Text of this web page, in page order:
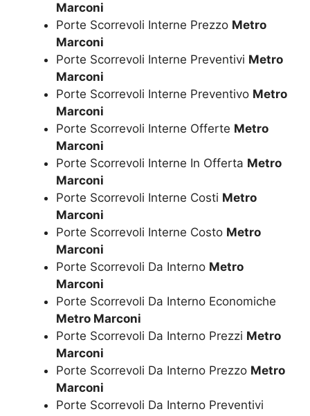
Marconi
Porte Scorrevoli Interne Prezzo Metro
Marconi
Porte Scorrevoli Interne Preventivi Metro
Marconi
Porte Scorrevoli Interne Preventivo Metro
Marconi
Porte Scorrevoli Interne Offerte Metro
Marconi
Porte Scorrevoli Interne In Offerta Metro
Marconi
Porte Scorrevoli Interne Costi Metro
Marconi
Porte Scorrevoli Interne Costo Metro
Marconi
Porte Scorrevoli Da Interno Metro
Marconi
Porte Scorrevoli Da Interno Economiche
Metro Marconi
Porte Scorrevoli Da Interno Prezzi Metro
Marconi
Porte Scorrevoli Da Interno Prezzo Metro
Marconi
Porte Scorrevoli Da Interno Preventivi